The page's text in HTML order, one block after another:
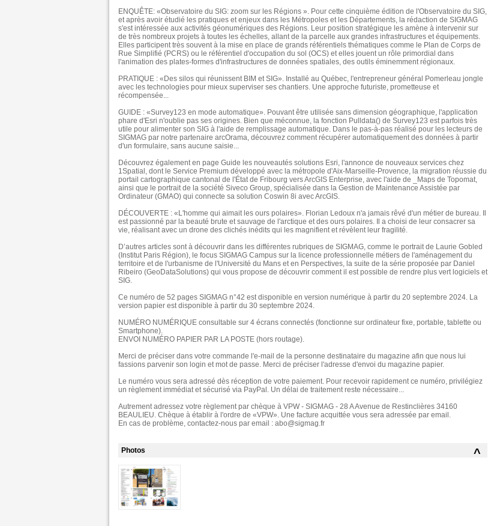
ENQUÊTE: «Observatoire du SIG: zoom sur les Régions ». Pour cette cinquième édition de l'Observatoire du SIG,
et après avoir étudié les pratiques et enjeux dans les Métropoles et les Départements, la rédaction de SIGMAG
s'est intéressée aux activités géonumériques des Régions. Leur position stratégique les amène à intervenir sur
de très nombreux projets à toutes les échelles, allant de la parcelle aux grandes infrastructures et équipements.
Elles participent très souvent à la mise en place de grands référentiels thématiques comme le Plan de Corps de
Rue Simplifié (PCRS) ou le référentiel d'occupation du sol (OCS) et elles jouent un rôle primordial dans
l'animation des plates-formes d'infrastructures de données spatiales, des outils éminemment régionaux.
PRATIQUE : «Des silos qui réunissent BIM et SIG». Installé au Québec, l'entrepreneur général Pomerleau jongle
avec les technologies pour mieux superviser ses chantiers. Une approche futuriste, prometteuse et
récompensée...
GUIDE : «Survey123 en mode automatique». Pouvant être utilisée sans dimension géographique, l'application
phare d'Esri n'oublie pas ses origines. Bien que méconnue, la fonction Pulldata() de Survey123 est parfois très
utile pour alimenter son SIG à l'aide de remplissage automatique. Dans le pas-à-pas réalisé pour les lecteurs de
SIGMAG par notre partenaire arcOrama, découvrez comment récupérer automatiquement des données à partir
d'un formulaire, sans aucune saisie...
Découvrez également en page Guide les nouveautés solutions Esri, l'annonce de nouveaux services chez
1Spatial, dont le Service Premium développé avec la métropole d'Aix-Marseille-Provence, la migration réussie du
portail cartographique cantonal de l'État de Fribourg vers ArcGIS Enterprise, avec l'aide de _Maps de Topomat,
ainsi que le portrait de la société Siveco Group, spécialisée dans la Gestion de Maintenance Assistée par
Ordinateur (GMAO) qui connecte sa solution Coswin 8i avec ArcGIS.
DÉCOUVERTE : «L'homme qui aimait les ours polaires». Florian Ledoux n'a jamais rêvé d'un métier de bureau. Il
est passionné par la beauté brute et sauvage de l'arctique et des ours polaires. Il a choisi de leur consacrer sa
vie, réalisant avec un drone des clichés inédits qui les magnifient et révèlent leur fragilité.
D’autres articles sont à découvrir dans les différentes rubriques de SIGMAG, comme le portrait de Laurie Gobled
(Institut Paris Région), le focus SIGMAG Campus sur la licence professionnelle métiers de l'aménagement du
territoire et de l'urbanisme de l'Université du Mans et en Perspectives, la suite de la série proposée par Daniel
Ribeiro (GeoDataSolutions) qui vous propose de découvrir comment il est possible de rendre plus vert logiciels et
SIG.
Ce numéro de 52 pages SIGMAG n°42 est disponible en version numérique à partir du 20 septembre 2024. La
version papier est disponible à partir du 30 septembre 2024.
NUMÉRO NUMÉRIQUE consultable sur 4 écrans connectés (fonctionne sur ordinateur fixe, portable, tablette ou
Smartphone).
ENVOI NUMÉRO PAPIER PAR LA POSTE (hors routage).
Merci de préciser dans votre commande l'e-mail de la personne destinataire du magazine afin que nous lui
fassions parvenir son login et mot de passe. Merci de préciser l'adresse d'envoi du magazine papier.
Le numéro vous sera adressé dès réception de votre paiement. Pour recevoir rapidement ce numéro, privilégiez
un règlement immédiat et sécurisé via PayPal. Un délai de traitement reste nécessaire...
Autrement adressez votre règlement par chèque à VPW - SIGMAG - 28 A Avenue de Restinclières 34160
BEAULIEU. Chèque à établir à l'ordre de «VPW». Une facture acquittée vous sera adressée par email.
En cas de problème, contactez-nous par email : abo@sigmag.fr
^
Photos